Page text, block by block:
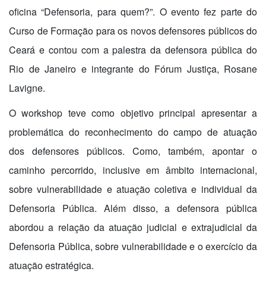
oficina “Defensoria, para quem?”. O evento fez parte do
Curso de Formação para os novos defensores públicos do
Ceará e contou com a palestra da defensora pública do
Rio de Janeiro e integrante do Fórum Justiça, Rosane
Lavigne.
O workshop teve como objetivo principal apresentar a
problemática do reconhecimento do campo de atuação
dos defensores públicos. Como, também, apontar o
caminho percorrido, inclusive em âmbito internacional,
sobre vulnerabilidade e atuação coletiva e individual da
Defensoria Pública. Além disso, a defensora pública
abordou a relação da atuação judicial e extrajudicial da
Defensoria Pública, sobre vulnerabilidade e o exercício da
atuação estratégica.